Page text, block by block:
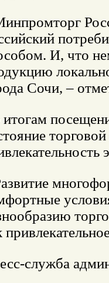
И, что
Сочи, –
служба